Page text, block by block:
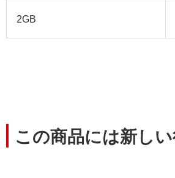
2GB
この商品には新し